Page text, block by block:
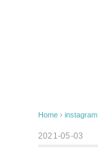
Home › instagram
2021-05-03